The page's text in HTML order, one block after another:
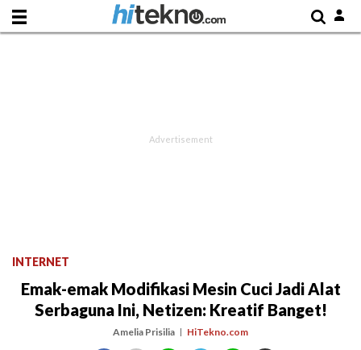
INTERNET
Emak-emak Modifikasi Mesin Cuci Jadi Alat
Serbaguna Ini, Netizen: Kreatif Banget!
Amelia Prisilia HiTekno.com